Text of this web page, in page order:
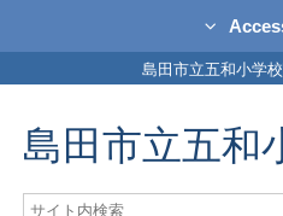
島田市立五和小学
島田市立五和